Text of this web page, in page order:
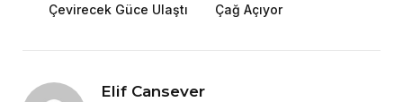
Çevirecek Güce Ulaştı
Çağ Açıyor
Elif Cansever